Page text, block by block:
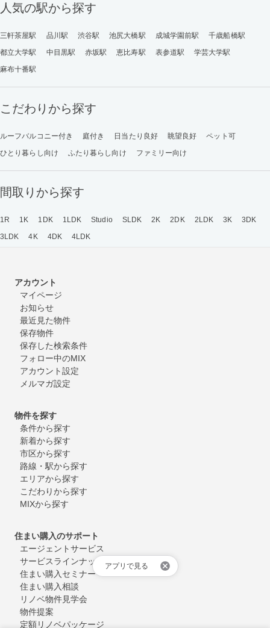
アプリで見る
人気の駅から探す
三軒茶屋駅 品川駅 渋谷駅 池尻大橋駅 成城学園前駅
千歳船橋駅
都立大学駅
中目黒駅 赤坂駅 恵比寿駅 表参道駅
学芸大学駅
麻布十番駅
こだわりから探す
ルーフバルコニー付き 庭付き 日当たり良好 眺望良好
ペット可
ひとり暮らし向け
ふたり暮らし向け ファミリー向け
間取りから探す
1R 1K 1DK 1LDK Studio SLDK 2K 2DK 2LDK 3K
3DK
3LDK
4K 4DK 4LDK
アカウント
マイページ
お知らせ
最近見た物件
保存物件
保存した検索条件
フォロー中のMIX
アカウント設定
メルマガ設定
物件を探す
条件から探す
新着から探す
市区から探す
路線・駅から探す
エリアから探す
こだわりから探す
MIXから探す
住まい購入のサポート
エージェントサービス
サービスラインナップ
住まい購入セミナー
住まい購入相談
リノベ物件見学会
物件提案
定額リノベパッケージ